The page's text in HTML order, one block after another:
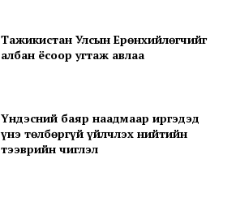
Тажикистан Улсын Ерөнхийлөгчийг
албан ёсоор угтаж авлаа
Үндэсний баяр наадмаар иргэдэд
үнэ төлбөргүй үйлчлэх нийтийн
тээврийн чиглэл